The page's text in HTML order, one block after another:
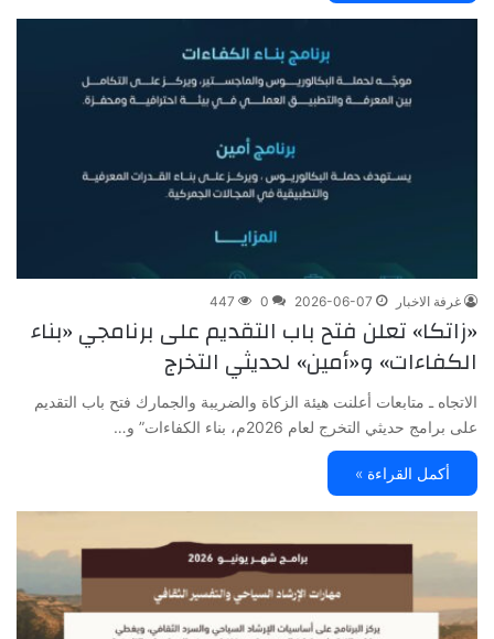
غرفة الاخبار 2026-06-07
0
447
«زاتكا» تعلن فتح باب التقديم على برنامجي «بناء
الكفاءات» و«أمين» لحديثي التخرج
الاتجاه ـ متابعات أعلنت هيئة الزكاة والضريبة والجمارك فتح باب التقديم
على برامج حديثي التخرج لعام 2026م، بناء الكفاءات” و…
أكمل القراءة »